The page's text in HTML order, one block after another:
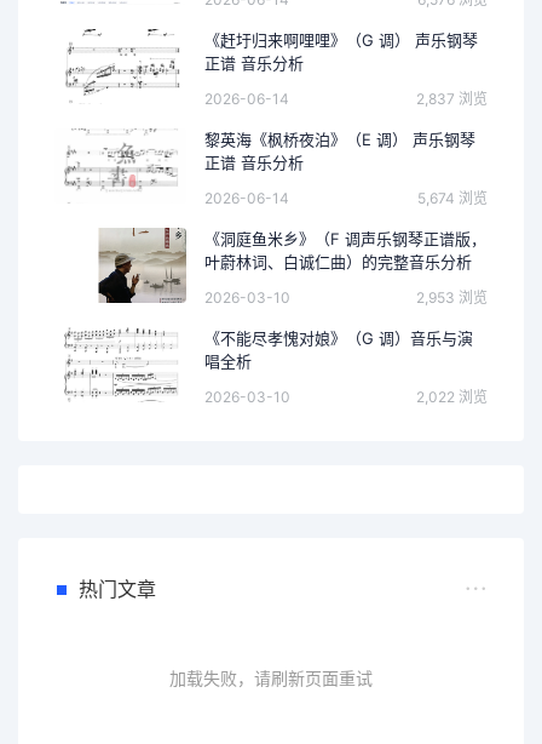
《赶圩归来啊哩哩》（G 调） 声乐钢琴
正谱 音乐分析
2026-06-14 2,837 浏览
黎英海《枫桥夜泊》（E 调） 声乐钢琴
正谱 音乐分析
2026-06-14 5,674 浏览
《洞庭鱼米乡》（F 调声乐钢琴正谱版，
叶蔚林词、白诚仁曲）的完整音乐分析
2026-03-10 2,953 浏览
《不能尽孝愧对娘》（G 调）音乐与演
唱全析
2026-03-10 2,022 浏览
热门文章
加载失败，请刷新页面重试